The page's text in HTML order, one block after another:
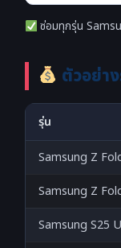
ซ่อมทุกรุ่น
ตัวอย่า
รุ่น
Samsung Z
Samsung Z
Samsung S25